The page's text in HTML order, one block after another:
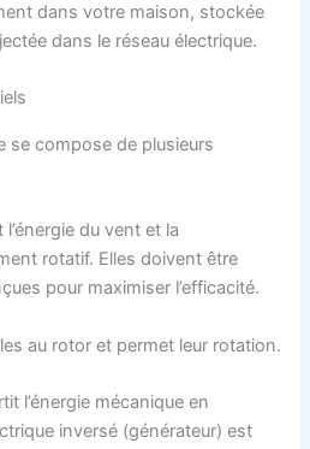
dans votre maison, stockée
dans le réseau électrique.
se compose de plusieurs
du vent et la
rotatif. Elles doivent être
pour maximiser l’efficacité.
au rotor et permet leur rotation.
l’énergie mécanique en
inversé (générateur) est